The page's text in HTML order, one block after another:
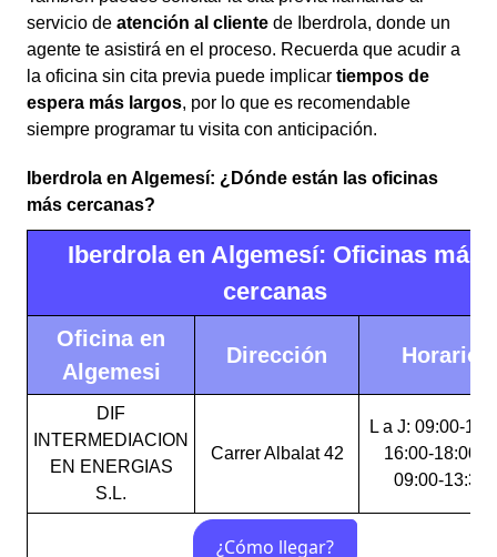
servicio de atención al cliente de Iberdrola, donde un
agente te asistirá en el proceso. Recuerda que acudir a
la oficina sin cita previa puede implicar tiempos de
espera más largos, por lo que es recomendable
siempre programar tu visita con anticipación.
Iberdrola en Algemesí: ¿Dónde están las oficinas
más cercanas?
Iberdrola en Algemesí: Oficinas más
cercanas
Oficina en
Algemesi
Dirección Horario
DIF
INTERMEDIACION
EN ENERGIAS
S.L.
Carrer Albalat 42
L a J: 09:00-
16:00-18:00 V:
09:00-13:30